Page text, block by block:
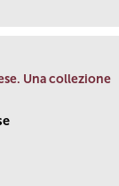
Una collezione